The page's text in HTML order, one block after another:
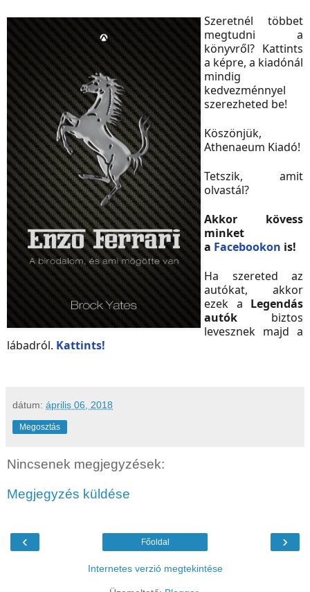
Szeretnél többet
megtudni a
könyvről? Kattints
a képre, a kiadónál
mindig
kedvezménnyel
szerezheted be!
Köszönjük,
Athenaeum Kiadó!
Tetszik, amit
olvastál?
Akkor kövess
minket
a Facebookon is!
Ha szereted az
autókat, akkor
ezek a Legendás
autók biztos
levesznek majd a
lábadról. Kattints!
dátum: április 06, 2018
Megosztás
Nincsenek megjegyzések:
Megjegyzés küldése
‹ ›
Főoldal
Internetes verzió megtekintése